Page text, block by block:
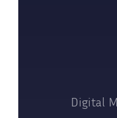
Digital